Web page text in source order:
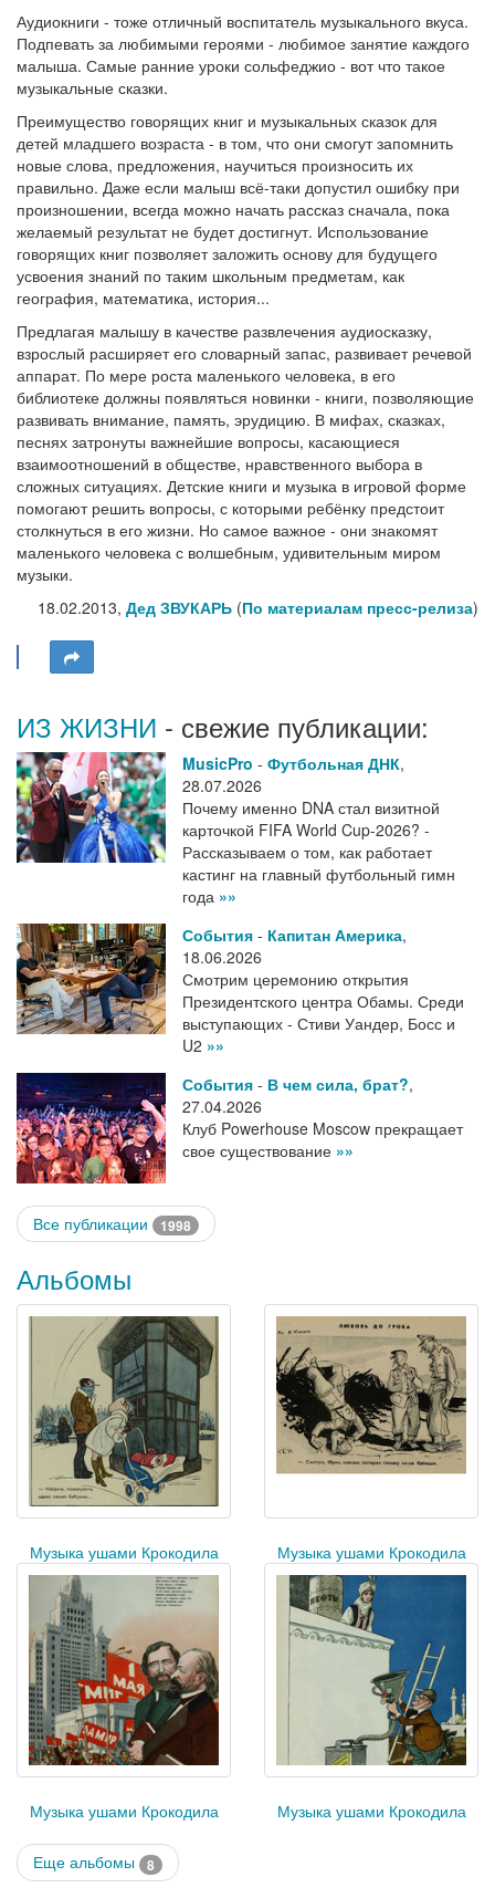
Аудиокниги - тоже отличный воспитатель музыкального вкуса.
Подпевать за любимыми героями - любимое занятие каждого
малыша. Самые ранние уроки сольфеджио - вот что такое
музыкальные сказки.
Преимущество говорящих книг и музыкальных сказок для
детей младшего возраста - в том, что они смогут запомнить
новые слова, предложения, научиться произносить их
правильно. Даже если малыш всё-таки допустил ошибку при
произношении, всегда можно начать рассказ сначала, пока
желаемый результат не будет достигнут. Использование
говорящих книг позволяет заложить основу для будущего
усвоения знаний по таким школьным предметам, как
география, математика, история...
Предлагая малышу в качестве развлечения аудиосказку,
взрослый расширяет его словарный запас, развивает речевой
аппарат. По мере роста маленького человека, в его
библиотеке должны появляться новинки - книги, позволяющие
развивать внимание, память, эрудицию. В мифах, сказках,
песнях затронуты важнейшие вопросы, касающиеся
взаимоотношений в обществе, нравственного выбора в
сложных ситуациях. Детские книги и музыка в игровой форме
помогают решить вопросы, с которыми ребёнку предстоит
столкнуться в его жизни. Но самое важное - они знакомят
маленького человека с волшебным, удивительным миром
музыки.
18.02.2013, Дед ЗВУКАРЬ (По материалам пресс-релиза)
ИЗ ЖИЗНИ - свежие публикации:
MusicPro - Футбольная ДНК,
28.07.2026
Почему именно DNA стал визитной
карточкой FIFA World Cup-2026? -
Рассказываем о том, как работает
кастинг на главный футбольный гимн
года »»
События - Капитан Америка,
18.06.2026
Смотрим церемонию открытия
Президентского центра Обамы. Среди
выступающих - Стиви Уандер, Босс и
U2 »»
События - В чем сила, брат?,
27.04.2026
Клуб Powerhouse Moscow прекращает
свое существование »»
Все публикации 1998
Альбомы
Музыка ушами Крокодила Музыка ушами Крокодила
Музыка ушами Крокодила Музыка ушами Крокодила
Еще альбомы 8